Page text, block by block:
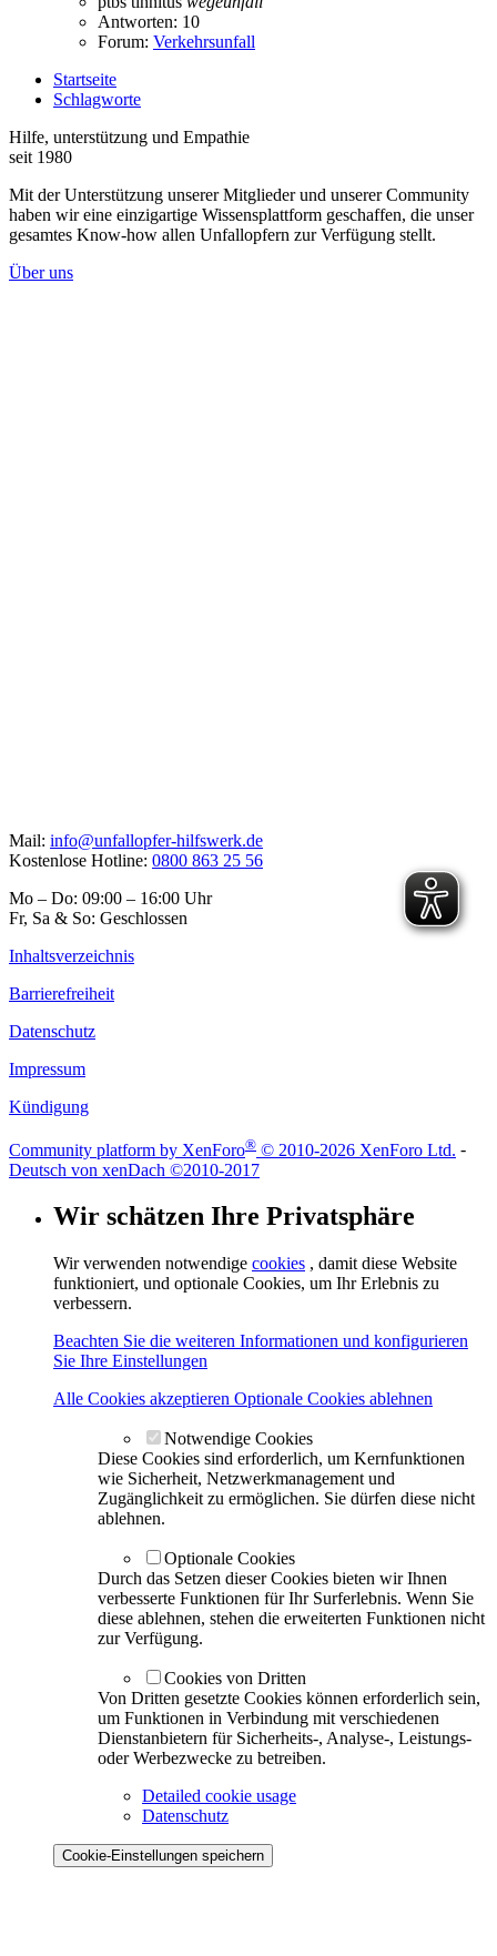
Antworten: 10
Forum: Verkehrsunfall
Startseite
Schlagworte
Hilfe, unterstützung und Empathie
seit 1980
Mit der Unterstützung unserer Mitglieder und unserer Community
haben wir eine einzigartige Wissensplattform geschaffen, die unser
gesamtes Know-how allen Unfallopfern zur Verfügung stellt.
Über uns
Mail: info@unfallopfer-hilfswerk.de
Kostenlose Hotline: 0800 863 25 56
Mo – Do: 09:00 – 16:00 Uhr
Fr, Sa & So: Geschlossen
Inhaltsverzeichnis
Barrierefreiheit
Datenschutz
Impressum
Kündigung
Community platform by XenForo® © 2010-2026 XenForo Ltd. -
Deutsch von xenDach ©2010-2017
Wir schätzen Ihre Privatsphäre
Wir verwenden notwendige cookies , damit diese Website
funktioniert, und optionale Cookies, um Ihr Erlebnis zu
verbessern.
Beachten Sie die weiteren Informationen und konfigurieren
Sie Ihre Einstellungen
Alle Cookies akzeptieren Optionale Cookies ablehnen
Notwendige Cookies
Diese Cookies sind erforderlich, um Kernfunktionen
wie Sicherheit, Netzwerkmanagement und
Zugänglichkeit zu ermöglichen. Sie dürfen diese nicht
ablehnen.
Optionale Cookies
Durch das Setzen dieser Cookies bieten wir Ihnen
verbesserte Funktionen für Ihr Surferlebnis. Wenn Sie
diese ablehnen, stehen die erweiterten Funktionen nicht
zur Verfügung.
Cookies von Dritten
Von Dritten gesetzte Cookies können erforderlich sein,
um Funktionen in Verbindung mit verschiedenen
Dienstanbietern für Sicherheits-, Analyse-, Leistungs-
oder Werbezwecke zu betreiben.
Detailed cookie usage
Datenschutz
Cookie-Einstellungen speichern